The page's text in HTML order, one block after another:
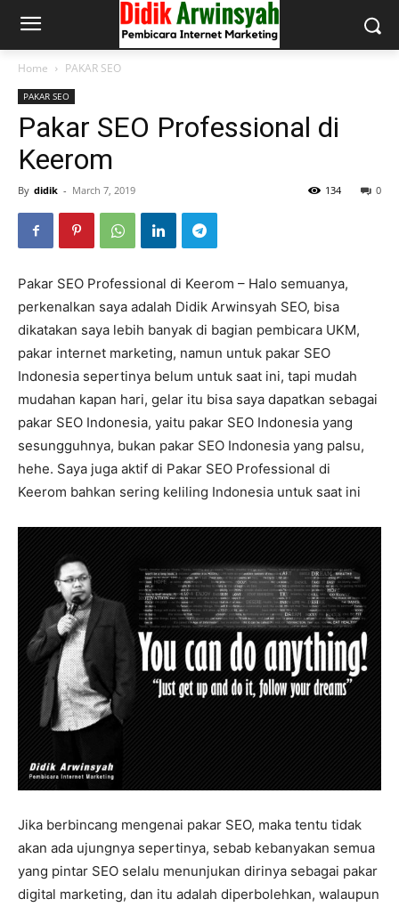
Home PAKAR SEO
PAKAR SEO
Pakar SEO Professional di
Keerom
By didik - March 7, 2019 0
134
Pakar SEO Professional di Keerom – Halo semuanya,
perkenalkan saya adalah Didik Arwinsyah SEO, bisa
dikatakan saya lebih banyak di bagian pembicara UKM,
pakar internet marketing, namun untuk pakar SEO
Indonesia sepertinya belum untuk saat ini, tapi mudah
mudahan kapan hari, gelar itu bisa saya dapatkan sebagai
pakar SEO Indonesia, yaitu pakar SEO Indonesia yang
sesungguhnya, bukan pakar SEO Indonesia yang palsu,
hehe. Saya juga aktif di Pakar SEO Professional di
Keerom bahkan sering keliling Indonesia untuk saat ini
Jika berbincang mengenai pakar SEO, maka tentu tidak
akan ada ujungnya sepertinya, sebab kebanyakan semua
yang pintar SEO selalu menunjukan dirinya sebagai pakar
digital marketing, dan itu adalah diperbolehkan, walaupun